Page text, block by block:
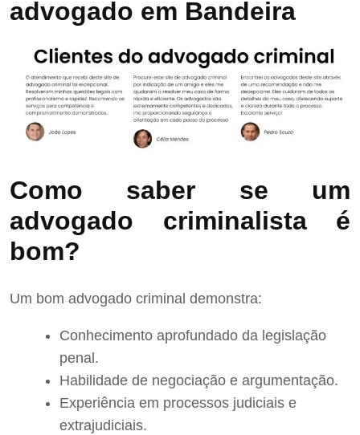
advogado em Bandeira
Como saber se um
advogado criminalista é
bom?
Um bom advogado criminal demonstra:
Conhecimento aprofundado da legislação
penal.
Habilidade de negociação e argumentação.
Experiência em processos judiciais e
extrajudiciais.